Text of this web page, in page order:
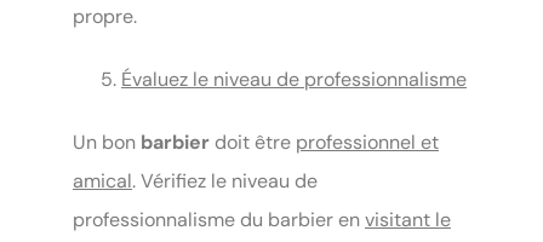
propre.
Évaluez le niveau de professionnalisme
Un bon barbier doit être professionnel et
amical. Vérifiez le niveau de
professionnalisme du barbier envisitant le